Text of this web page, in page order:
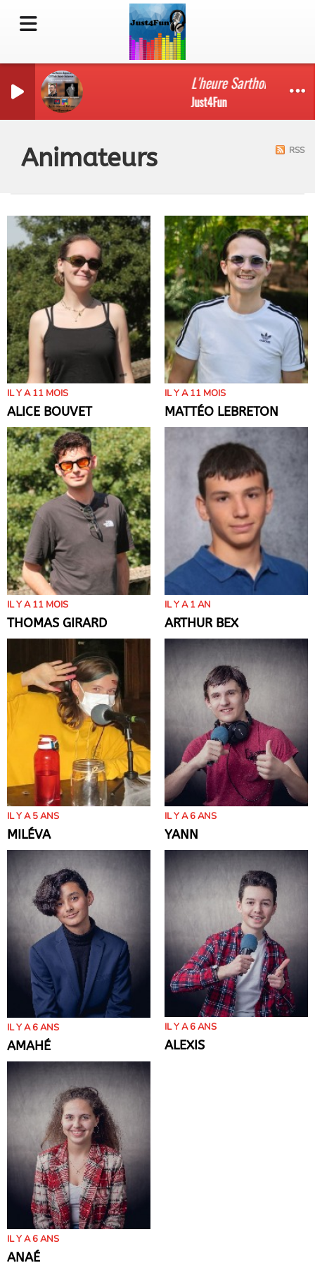
L'heure Sarthoise
Just4Fun
Animateurs RSS
IL Y A 11 MOIS
ALICE BOUVET
IL Y A 11 MOIS
MATTÉO LEBRETON
IL Y A 11 MOIS
THOMAS GIRARD
IL Y A 1 AN
ARTHUR BEX
IL Y A 5 ANS
MILÉVA
IL Y A 6 ANS
YANN
IL Y A 6 ANS
AMAHÉ
IL Y A 6 ANS
ALEXIS
IL Y A 6 ANS
ANAÉ